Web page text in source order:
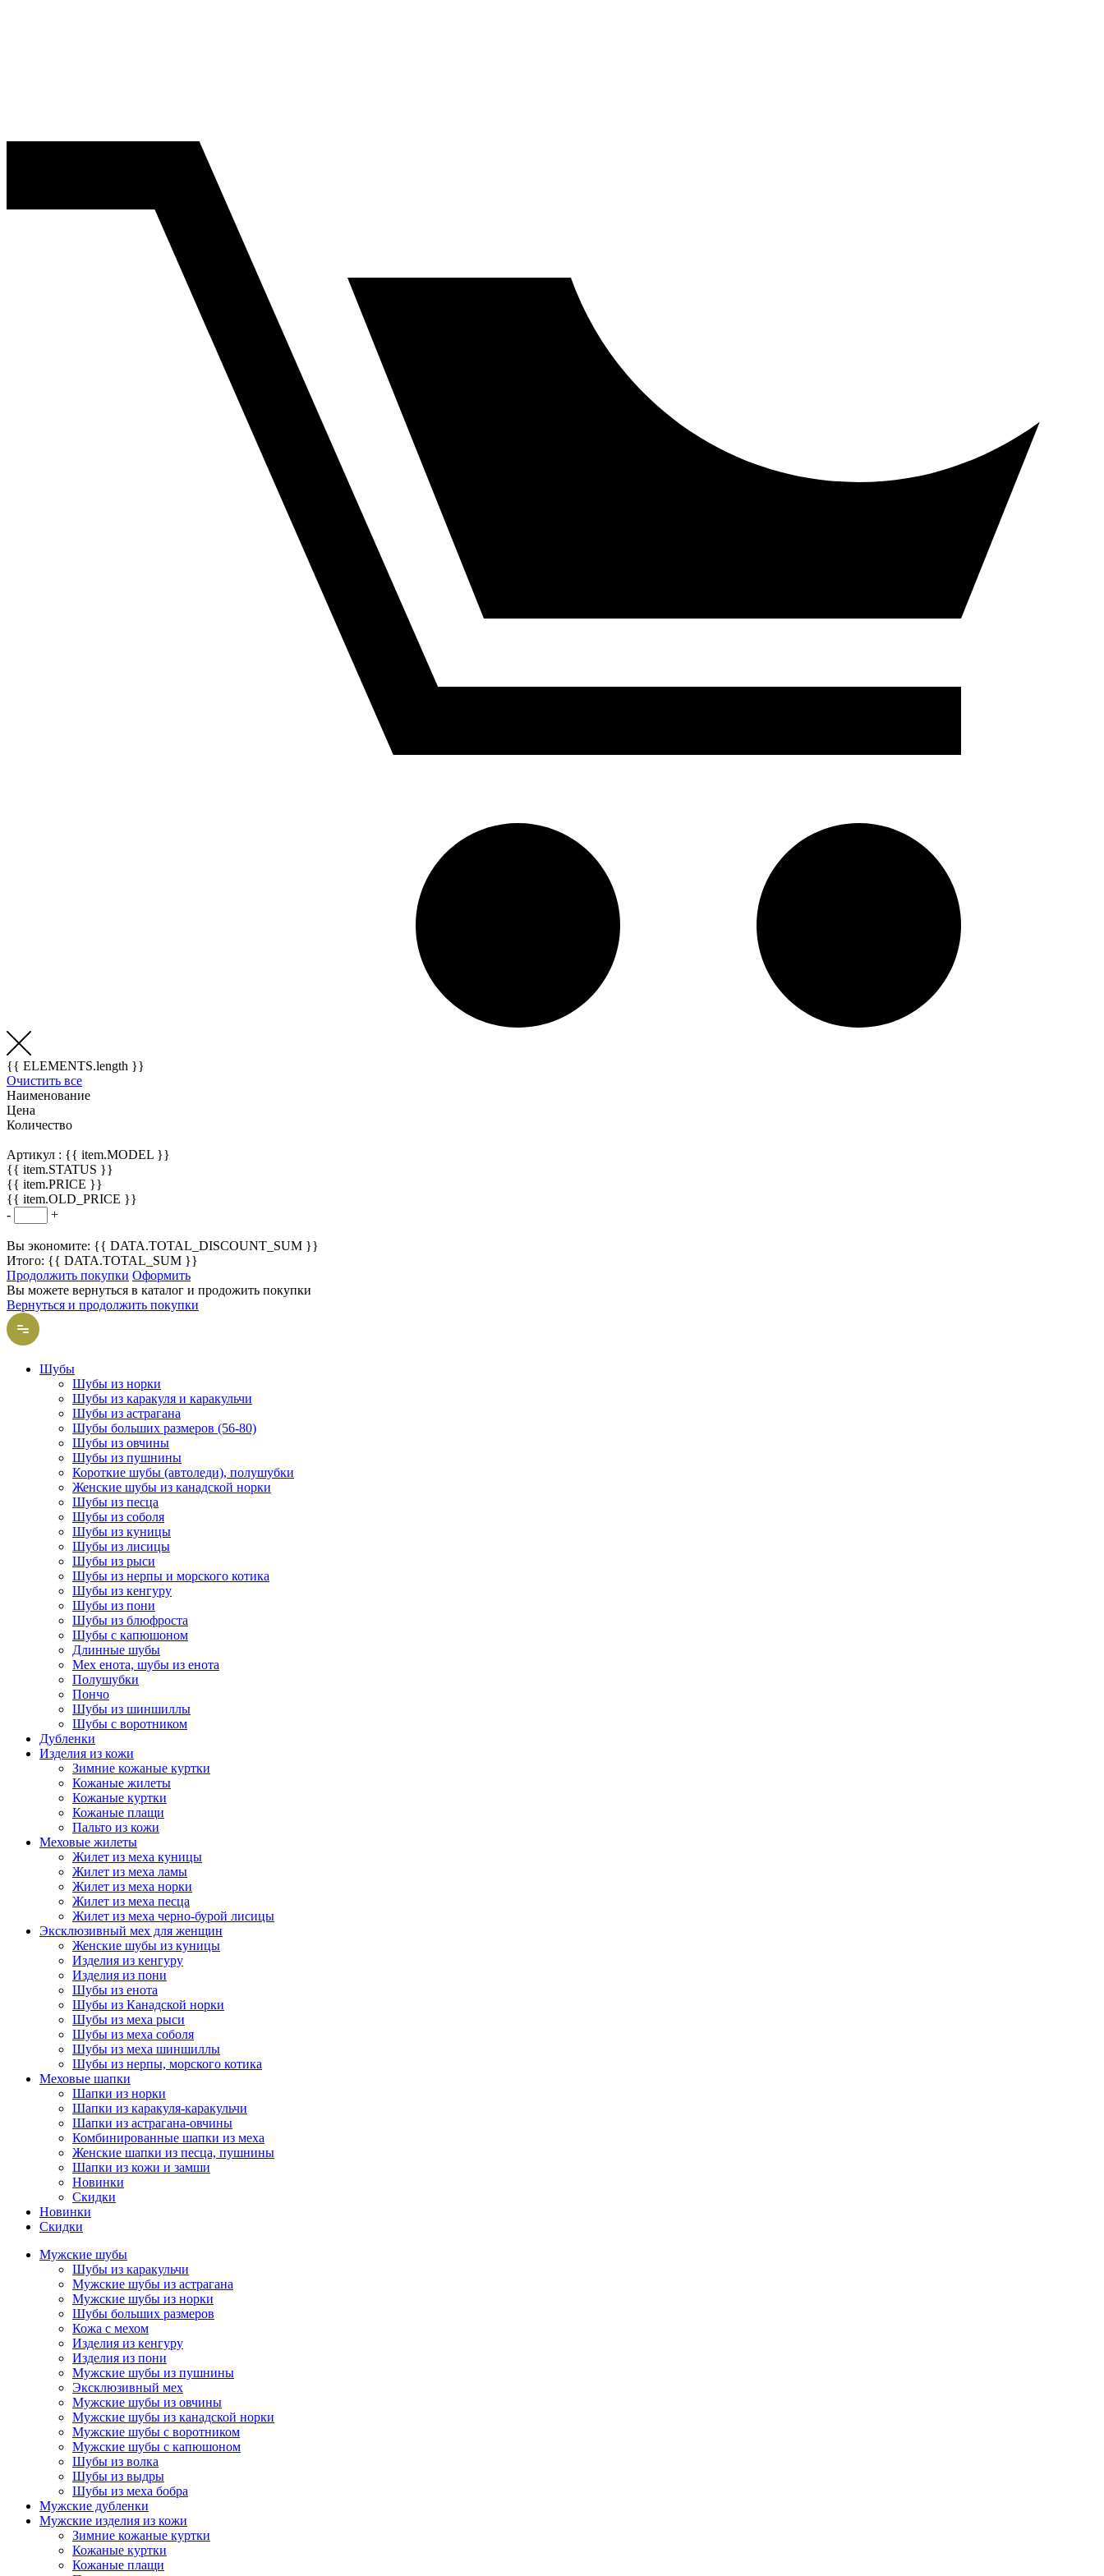
{{ ELEMENTS.length }}
Очистить все
Наименование
Цена
Количество
Артикул : {{ item.MODEL }}
{{ item.STATUS }}
{{ item.PRICE }}
{{ item.OLD_PRICE }}
-
+
Вы экономите: {{ DATA.TOTAL_DISCOUNT_SUM }}
Итого: {{ DATA.TOTAL_SUM }}
Продолжить покупки Оформить
Вы можете вернуться в каталог и продожить покупки
Вернуться и продолжить покупки
Шубы
Шубы из норки
Шубы из каракуля и каракульчи
Шубы из астрагана
Шубы больших размеров (56-80)
Шубы из овчины
Шубы из пушнины
Короткие шубы (автоледи), полушубки
Женские шубы из канадской норки
Шубы из песца
Шубы из соболя
Шубы из куницы
Шубы из лисицы
Шубы из рыси
Шубы из нерпы и морского котика
Шубы из кенгуру
Шубы из пони
Шубы из блюфроста
Шубы с капюшоном
Длинные шубы
Мех енота, шубы из енота
Полушубки
Пончо
Шубы из шиншиллы
Шубы с воротником
Дубленки
Изделия из кожи
Зимние кожаные куртки
Кожаные жилеты
Кожаные куртки
Кожаные плащи
Пальто из кожи
Меховые жилеты
Жилет из меха куницы
Жилет из меха ламы
Жилет из меха норки
Жилет из меха песца
Жилет из меха черно-бурой лисицы
Эксклюзивный мех для женщин
Женские шубы из куницы
Изделия из кенгуру
Изделия из пони
Шубы из енота
Шубы из Канадской норки
Шубы из меха рыси
Шубы из меха соболя
Шубы из меха шиншиллы
Шубы из нерпы, морского котика
Меховые шапки
Шапки из норки
Шапки из каракуля-каракульчи
Шапки из астрагана-овчины
Комбинированные шапки из меха
Женские шапки из песца, пушнины
Шапки из кожи и замши
Новинки
Скидки
Новинки
Скидки
Мужские шубы
Шубы из каракульчи
Мужские шубы из астрагана
Мужские шубы из норки
Шубы больших размеров
Кожа с мехом
Изделия из кенгуру
Изделия из пони
Мужские шубы из пушнины
Эксклюзивный мех
Мужские шубы из овчины
Мужские шубы из канадской норки
Мужские шубы с воротником
Мужские шубы с капюшоном
Шубы из волка
Шубы из выдры
Шубы из меха бобра
Мужские дубленки
Мужские изделия из кожи
Зимние кожаные куртки
Кожаные куртки
Кожаные плащи